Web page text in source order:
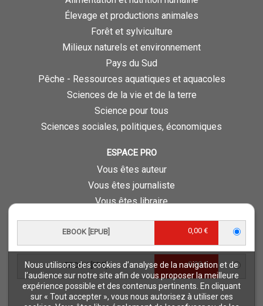
Nous utilisons des cookies d’analyse de la navigation et de
l’audience sur notre site afin de vous proposer la meilleure
expérience possible et des contenus pertinents. En cliquant
sur « Tout accepter », vous nous autorisez à utiliser ces
EBOOK [EPUB] 0,00 €
EBOOK [PDF] 0,00 €
Élevage et productions animales
Forêt et sylviculture
Milieux naturels et environnement
Pays du Sud
Pêche - Ressources aquatiques et aquacoles
Sciences de la vie et de la terre
Science pour tous
Sciences sociales, politiques, économiques
ESPACE PRO
Vous êtes auteur
Vous êtes journaliste
Vous êtes libraire
Foreign rights
Procédure d'évaluation
NOTRE SITE
Quae © 2018